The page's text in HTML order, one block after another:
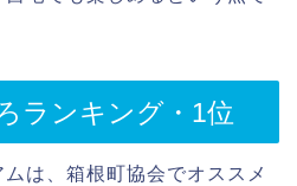
ランキング・1位
は、箱根町協会でオススメ